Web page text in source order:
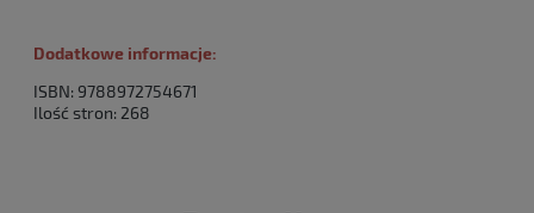
Dodatkowe informacje:
ISBN: 9788972754671
Ilość stron: 268